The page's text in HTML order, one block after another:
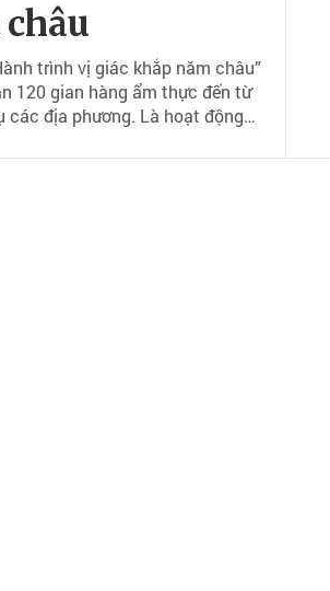
trình vị giác khắp năm châu”
120 gian hàng ẩm thực đến từ
các địa phương. Là hoạt động
nối và hợp tác quốc tế.